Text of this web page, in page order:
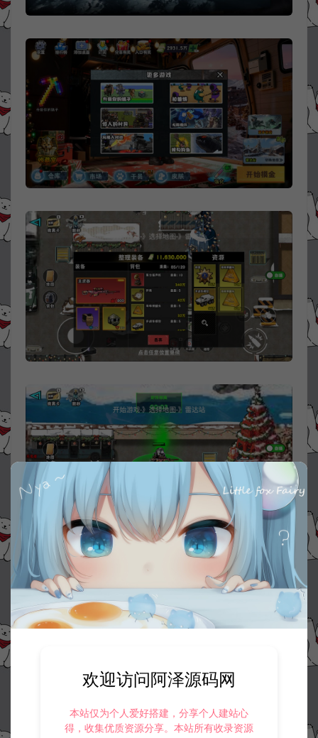
欢迎访问阿泽源码网
本站仅为个人爱好搭建，分享个人建站心
得，收集优质资源分享。本站所有收录资源